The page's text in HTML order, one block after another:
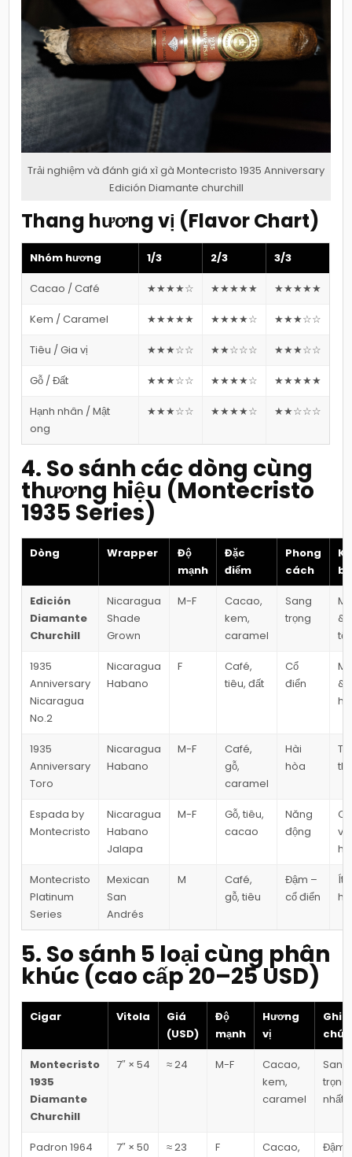
Trải nghiệm và đánh giá xì gà Montecristo 1935 Anniversary
Edición Diamante churchill
Thang hương vị (Flavor Chart)
Nhóm hương 1/3 2/3 3/3
Cacao / Café ★★★★☆ ★★★★★ ★★★★★
Kem / Caramel ★★★★★ ★★★★☆ ★★★☆☆
Tiêu / Gia vị ★★★☆☆ ★★☆☆☆ ★★★☆☆
Gỗ / Đất ★★★☆☆ ★★★★☆ ★★★★★
Hạnh nhân / Mật
ong
★★★☆☆ ★★★★☆ ★★☆☆☆
4. So sánh các dòng cùng
thương hiệu (Montecristo
1935 Series)
Dòng Wrapper
Độ
mạnh
Đặc
điểm
Phong
cách
Edición
Diamante
Churchill
Nicaragua
Shade
Grown
M-F
Cacao,
kem,
caramel
Sang
trọng
&
tế
1935
Anniversary
Nicaragua
No.2
Nicaragua
Habano
F
Café,
tiêu, đất
Cổ
điển
&
1935
Anniversary
Toro
Nicaragua
Habano
M-F
Café,
gỗ,
caramel
Hài
hòa
Espada by
Montecristo
Nicaragua
Habano
Jalapa
M-F
Gỗ, tiêu,
cacao
Năng
động
Montecristo
Platinum
Series
Mexican
San
Andrés
M
Café,
gỗ, tiêu
Đậm –
cổ điển
Ít
5. So sánh 5 loại cùng phân
khúc (cao cấp 20–25 USD)
Cigar Vitola
Giá
(USD)
Độ
mạnh
Hương
vị
Ghi
chú
Montecristo
1935
Diamante
Churchill
7″ × 54 ≈ 24 M-F
Cacao,
kem,
caramel
Sang
trọng
nhất
Padron 1964
7″ × 50 ≈ 23 F
Cacao,
Đậm